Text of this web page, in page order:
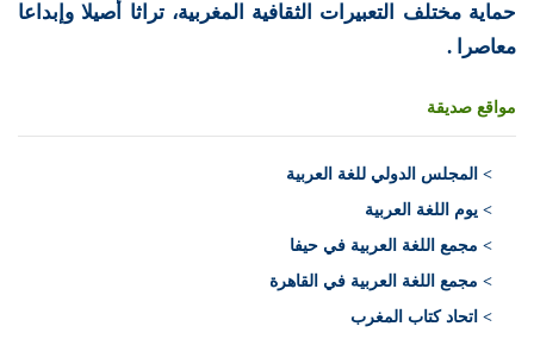
حماية مختلف التعبيرات الثقافية المغربية، تراثا أصيلا وإبداعا
معاصرا .
مواقع صديقة
> المجلس الدولي للغة العربية
> يوم اللغة العربية
> مجمع اللغة العربية في حيفا
> مجمع اللغة العربية في القاهرة
> اتحاد كتاب المغرب